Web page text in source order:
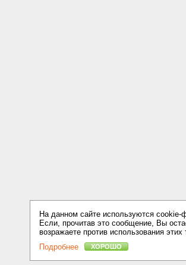
На данном сайте используются cookie-
Если, прочитав это сообщение, Вы
возражаете против использования этих
Подробнее
ХОРОШО